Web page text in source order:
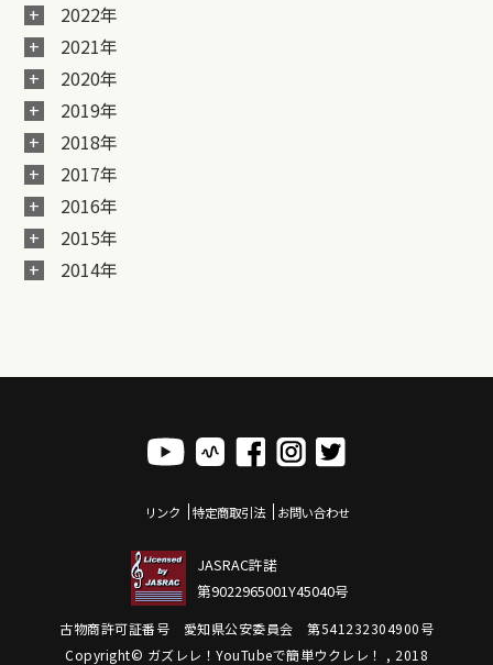
2022年
2021年
2020年
2019年
2018年
2017年
2016年
2015年
2014年
リンク 特定商取引法 お問い合わせ
JASRAC許諾
第9022965001Y45040号
古物商許可証番号 愛知県公安委員会 第541232304900号
Copyright© ガズレレ！YouTubeで簡単ウクレレ！ , 2018